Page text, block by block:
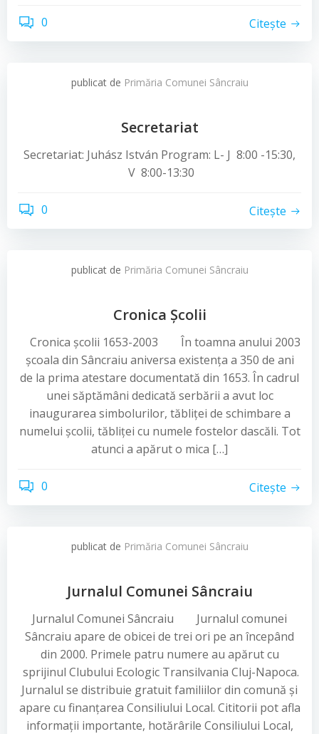
0 Citește
publicat de Primăria Comunei Sâncraiu
Secretariat
Secretariat: Juhász István Program: L- J 8:00 -15:30,
V 8:00-13:30
0 Citește
publicat de Primăria Comunei Sâncraiu
Cronica Şcolii
Cronica şcolii 1653-2003 În toamna anului 2003
şcoala din Sâncraiu aniversa existenţa a 350 de ani
de la prima atestare documentată din 1653. În cadrul
unei săptămâni dedicată serbării a avut loc
inaugurarea simbolurilor, tăbliţei de schimbare a
numelui şcolii, tăbliţei cu numele fostelor dascăli. Tot
atunci a apărut o mica […]
0 Citește
publicat de Primăria Comunei Sâncraiu
Jurnalul Comunei Sâncraiu
Jurnalul Comunei Sâncraiu Jurnalul comunei
Sâncraiu apare de obicei de trei ori pe an începând
din 2000. Primele patru numere au apărut cu
sprijinul Clubului Ecologic Transilvania Cluj-Napoca.
Jurnalul se distribuie gratuit familiilor din comună şi
apare cu finanţarea Consiliului Local. Cititorii pot afla
informaţii importante, hotărârile Consiliului Local,